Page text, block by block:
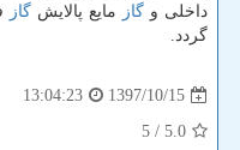
داخلی و گاز مایع پالایش گاز
گردد.
1397/10/15
13:04:23
5.0
/ 5